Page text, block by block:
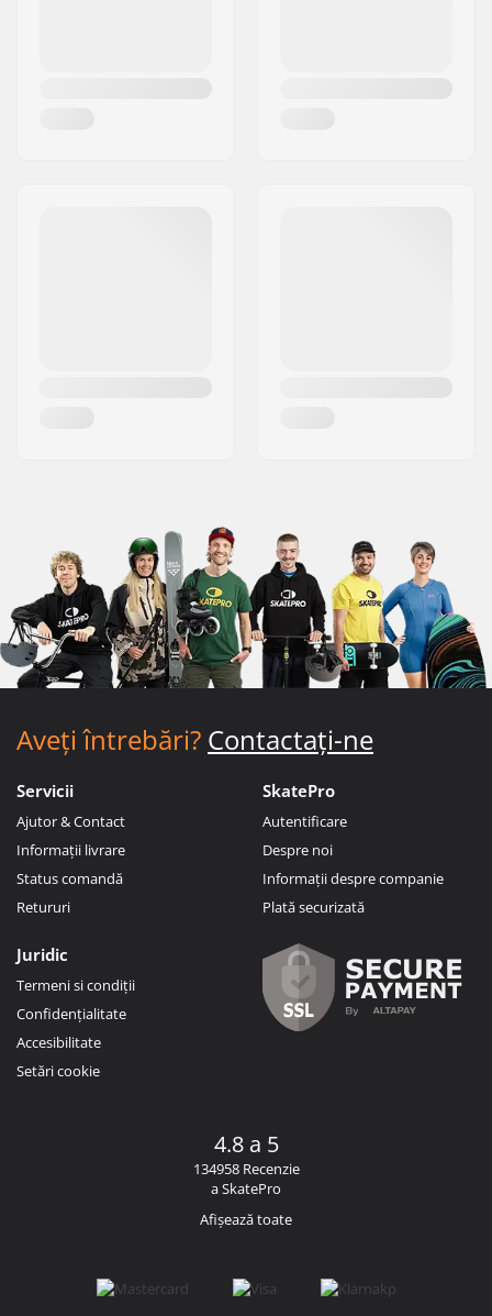
Aveți întrebări? Contactați-ne
Servicii
Ajutor & Contact
Informații livrare
Status comandă
Retururi
SkatePro
Autentificare
Despre noi
Informații despre companie
Plată securizată
Juridic
Termeni si condiții
Confidențialitate
Accesibilitate
Setări cookie
4.8 a 5
134958 Recenzie
a SkatePro
Afișează toate